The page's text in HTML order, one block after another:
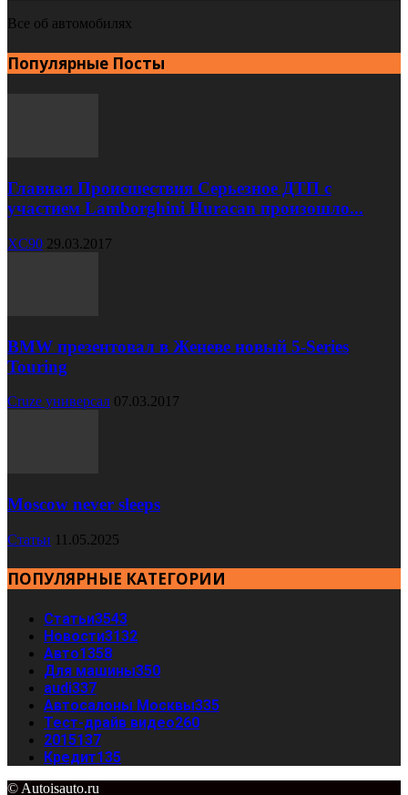
Все об автомобилях
Популярные Посты
Главная Происшествия Серьезное ДТП с
участием Lamborghini Huracan произошло...
XC90 29.03.2017
BMW презентовал в Женеве новый 5-Series
Touring
Cruze универсал 07.03.2017
Moscow never sleeps
Статьи 11.05.2025
ПОПУЛЯРНЫЕ КАТЕГОРИИ
Статьи3543
Новости3132
Авто1358
Для машины350
audi337
Автосалоны Москвы335
Тест-драйв видео260
2015137
Кредит135
© Autoisauto.ru